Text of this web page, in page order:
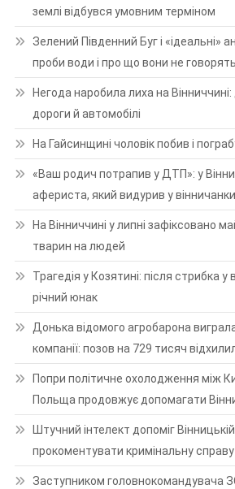
землі відбувся умовним терміном
Зелений Південний Буг і «ідеальні»
проби води і про що вони не говорять
Негода наробила лиха на
дороги й автомобілі
На Гайсинщині чоловік побив і
«Ваш родич потрапив у ДТП»: у
афериста, який видурив у
На Вінниччині у липні зафіксовано
тварин на людей
Трагедія у Козятині: після стрибка у
річний юнак
Донька відомого агробарона
компанії: позов на 729 тисяч
Попри політичне охолодження між
Польща продовжує допомагати
Штучний інтелект допоміг
прокоментувати кримінальну справу
Заступником головнокомандувача